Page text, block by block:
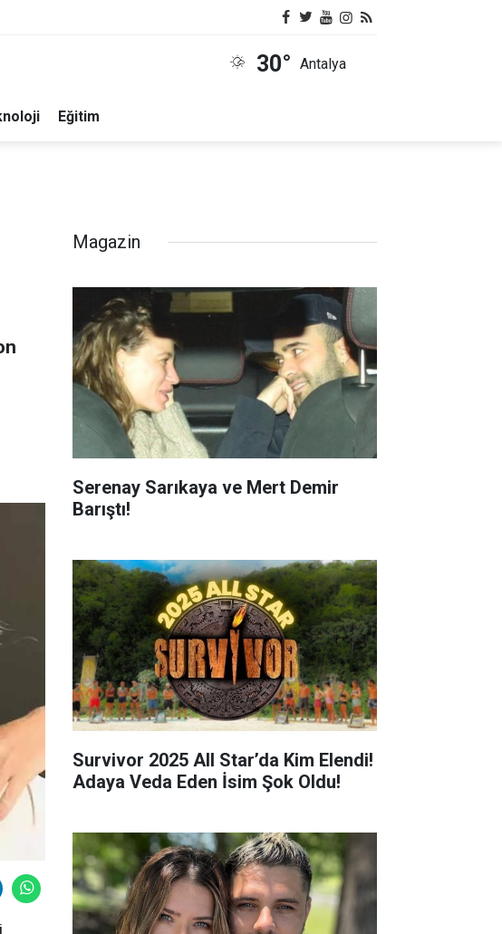
30° Antalya
Eğitim
Magazin
Serenay Sarıkaya ve Mert Demir
Barıştı!
Survivor 2025 All Star’da Kim Elendi!
Adaya Veda Eden İsim Şok Oldu!